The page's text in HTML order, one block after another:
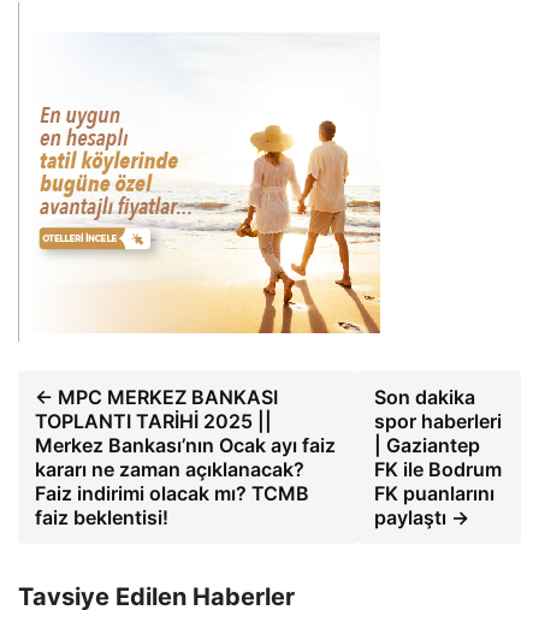
← MPC MERKEZ BANKASI
TOPLANTI TARİHİ 2025 ||
Merkez Bankası’nın Ocak ayı faiz
kararı ne zaman açıklanacak?
Faiz indirimi olacak mı? TCMB
faiz beklentisi!
Son dakika
spor haberleri
| Gaziantep
FK ile Bodrum
FK puanlarını
paylaştı →
Tavsiye Edilen Haberler